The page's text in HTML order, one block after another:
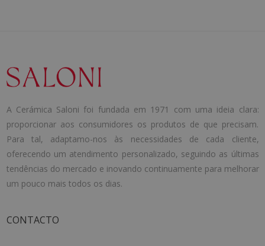
A Cerámica Saloni foi fundada em 1971 com uma ideia clara:
proporcionar aos consumidores os produtos de que precisam.
Para tal, adaptamo-nos às necessidades de cada cliente,
oferecendo um atendimento personalizado, seguindo as últimas
tendências do mercado e inovando continuamente para melhorar
um pouco mais todos os dias.
CONTACTO